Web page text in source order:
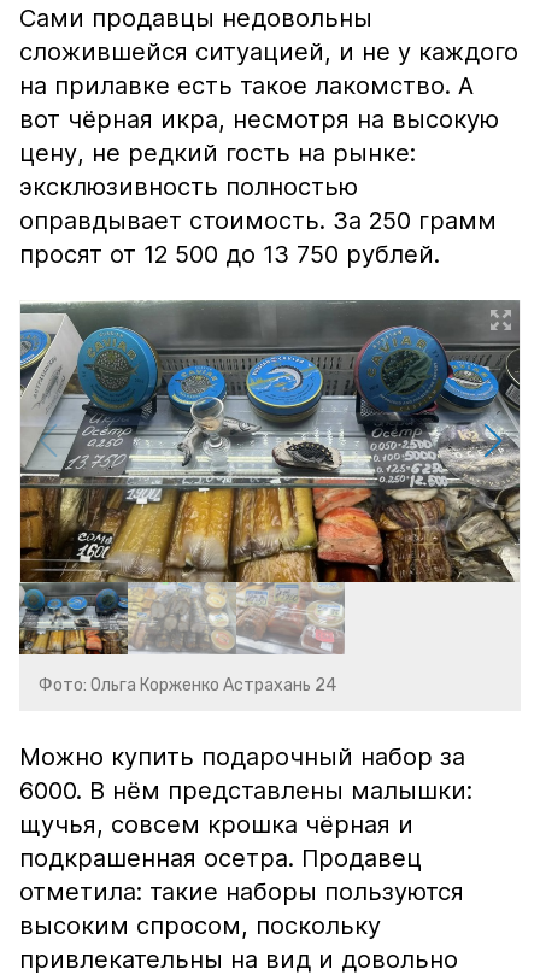
Сами продавцы недовольны
сложившейся ситуацией, и не у каждого
на прилавке есть такое лакомство. А
вот чёрная икра, несмотря на высокую
цену, не редкий гость на рынке:
эксклюзивность полностью
оправдывает стоимость. За 250 грамм
просят от 12 500 до 13 750 рублей.
Фото: Ольга Корженко Астрахань 24
Можно купить подарочный набор за
6000. В нём представлены малышки:
щучья, совсем крошка чёрная и
подкрашенная осетра. Продавец
отметила: такие наборы пользуются
высоким спросом, поскольку
привлекательны на вид и довольно